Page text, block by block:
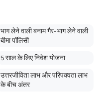
भाग लेने वाली बनाम गैर-भाग लेने वाली
बीमा पॉलिसी
5 साल के लिए निवेश योजना
उत्तरजीविता लाभ और परिपक्वता लाभ
के बीच अंतर